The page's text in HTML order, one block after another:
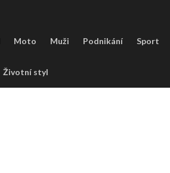
Moto Muži Podnikání Sport
Životní styl